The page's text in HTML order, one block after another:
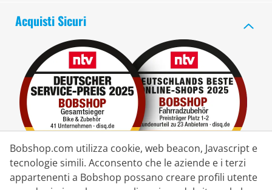
Acquisti Sicuri
Bobshop.com utilizza cookie, web beacon, Javascript e
tecnologie simili. Acconsento che le aziende e i terzi
appartenenti a Bobshop possano creare profili utente